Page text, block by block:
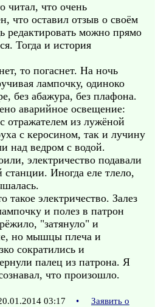
читал, что очень
что оставил отзыв о своём
редактировать можно прямо
Тогда и история
то погаснет. На ночь
лампочку, одиноко
без абажура, без плафона.
аварийное освещение:
отражателем из лужёной
с керосином, так и лучину
над ведром с водой.
электричество подавали
станции. Иногда еле тлело,
такое электричество. Залез
и полез в патрон
"затянуло" и
но мышцы плеча и
сократились и
палец из патрона. Я
что произошло.
03:17 •
Заявить о